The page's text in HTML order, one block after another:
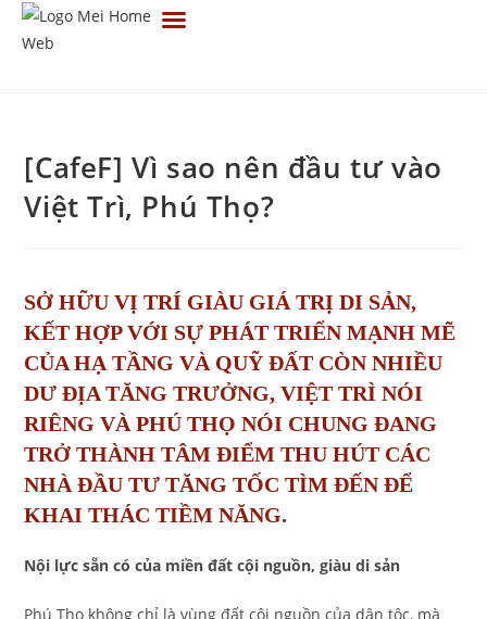
[CafeF] Vì sao nên đầu tư vào
Việt Trì, Phú Thọ?
SỞ HỮU VỊ TRÍ GIÀU GIÁ TRỊ DI SẢN,
KẾT HỢP VỚI SỰ PHÁT TRIỂN MẠNH MẼ
CỦA HẠ TẦNG VÀ QUỸ ĐẤT CÒN NHIỀU
DƯ ĐỊA TĂNG TRƯỞNG, VIỆT TRÌ NÓI
RIÊNG VÀ PHÚ THỌ NÓI CHUNG ĐANG
TRỞ THÀNH TÂM ĐIỂM THU HÚT CÁC
NHÀ ĐẦU TƯ TĂNG TỐC TÌM ĐẾN ĐỂ
KHAI THÁC TIỀM NĂNG.
Nội lực sẵn có của miền đất cội nguồn, giàu di sản
Phú Thọ không chỉ là vùng đất cội nguồn của dân tộc, mà